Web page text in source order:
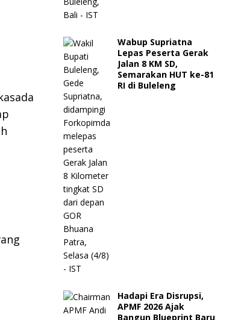
Wabup Supriatna
Lepas Peserta Gerak
Jalan 8 KM SD,
Semarakan HUT ke-81
RI di Buleleng
Hadapi Era Disrupsi,
APMF 2026 Ajak
Bangun Blueprint Baru